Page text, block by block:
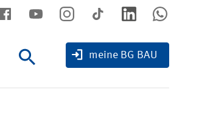
Suche meine BG BAU